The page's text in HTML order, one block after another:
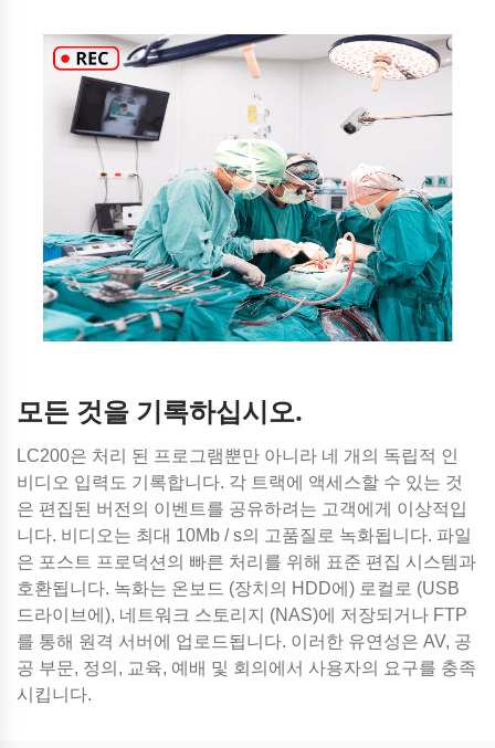
모든 것을 기록하십시오.
LC200은 처리 된 프로그램뿐만 아니라 네 개의 독립적 인
비디오 입력도 기록합니다. 각 트랙에 액세스할 수 있는 것
은 편집된 버전의 이벤트를 공유하려는 고객에게 이상적입
니다. 비디오는 최대 10Mb / s의 고품질로 녹화됩니다. 파일
은 포스트 프로덕션의 빠른 처리를 위해 표준 편집 시스템과
호환됩니다. 녹화는 온보드 (장치의 HDD에) 로컬로 (USB
드라이브에), 네트워크 스토리지 (NAS)에 저장되거나 FTP
를 통해 원격 서버에 업로드됩니다. 이러한 유연성은 AV, 공
공 부문, 정의, 교육, 예배 및 회의에서 사용자의 요구를 충족
시킵니다.